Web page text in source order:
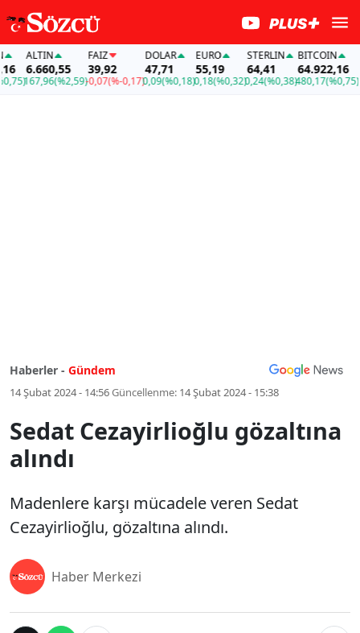
ALTIN
6.660,55
167,96(%2,59)
FAİZ
39,92
-0,07(%-0,17)
DOLAR
47,71
0,09(%0,18)
EURO
55,19
0,18(%0,32)
STERLIN
64,41
0,24(%0,38)
BITCOIN
64.922,16
480,17(%0,75)
Haberler - Gündem
14 Şubat 2024 - 14:56Güncellenme: 14 Şubat 2024 - 15:38
Sedat Cezayirlioğlu gözaltına
alındı
Madenlere karşı mücadele veren Sedat
Cezayirlioğlu, gözaltına alındı.
Haber Merkezi